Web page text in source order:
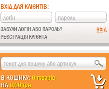
ВХІД ДЛЯ КЛІЄНТІВ:
ЗАБУЛИ ЛОГІН АБО ПАРОЛЬ?
РЕЄСТРАЦІЯ КЛІЄНТА
В КОШИКУ:0 товарів
НА0,00 грн